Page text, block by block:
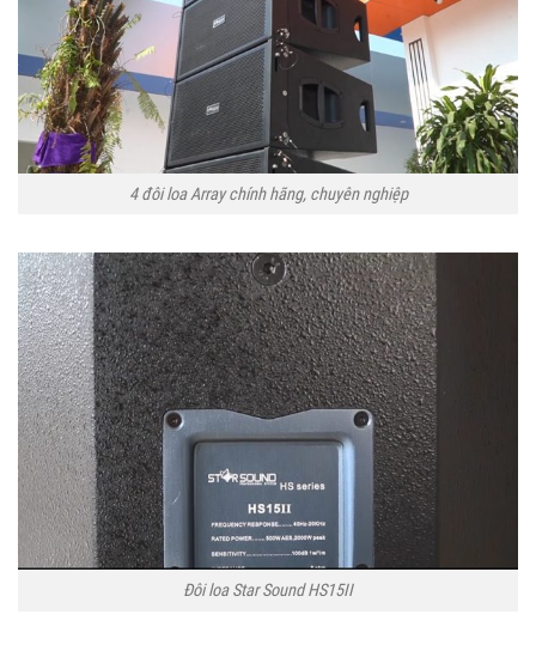
4 đôi loa Array chính hãng, chuyên nghiệp
Đôi loa Star Sound HS15II